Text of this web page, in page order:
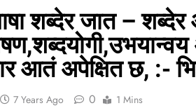
5 Years Ago
शब्देर जात –
आतं अपेक्षित छ, :-
7 Years Ago 0 1 Mins